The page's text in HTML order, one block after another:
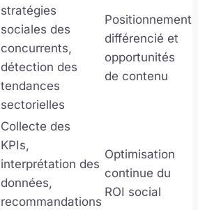
stratégies
sociales des
concurrents,
détection des
tendances
sectorielles
Positionnement
différencié et
opportunités
de contenu
Collecte des
KPIs,
interprétation des
données,
recommandations
Optimisation
continue du
ROI social